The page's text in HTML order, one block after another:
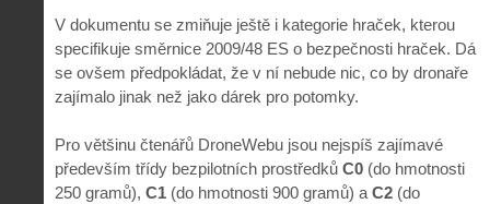
V dokumentu se zmiňuje ještě i kategorie hraček, kterou
specifikuje směrnice 2009/48 ES o bezpečnosti hraček. Dá
se ovšem předpokládat, že v ní nebude nic, co by dronaře
zajímalo jinak než jako dárek pro potomky.
Pro většinu čtenářů DroneWebu jsou nejspíš zajímavé
především třídy bezpilotních prostředků C0 (do hmotnosti
250 gramů), C1 (do hmotnosti 900 gramů) a C2 (do